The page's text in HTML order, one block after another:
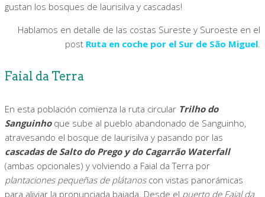
gustan los bosques de laurisilva y cascadas!
Hablamos en detalle de las costas Sureste y Suroeste en el
post Ruta en coche por el Sur de São Miguel.
Faial da Terra
En esta población comienza la ruta circular Trilho do
Sanguinho que sube al pueblo abandonado de Sanguinho,
atravesando el bosque de laurisilva y pasando por las
cascadas de Salto do Prego y do Cagarrão Waterfall
(ambas opcionales) y volviendo a Faial da Terra por
plantaciones pequeñas de plátanoscon vistas panorámicas
para aliviar la pronunciada bajada. Desde el puerto de Faial da